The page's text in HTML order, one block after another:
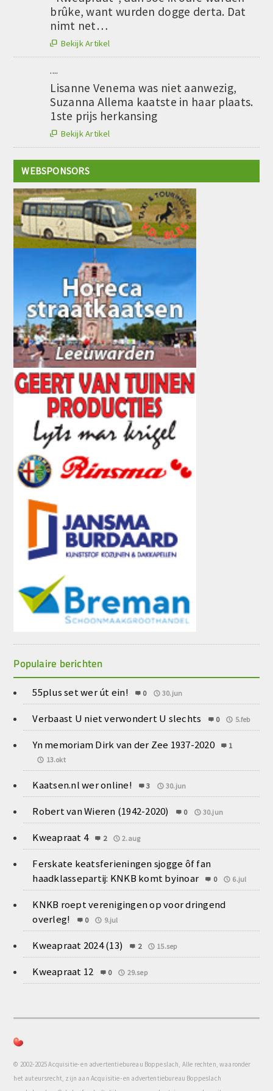
brûke, want wurden dogge derta. Dat
nimt net…
 Bekijk Artikel
....
Lisanne Venema was niet aanwezig,
Suzanna Allema kaatste in haar plaats.
1ste prijs herkansing
 Bekijk Artikel
WEBSPONSORS
Populaire berichten
55plus set wer út ein! 0 30.jun
Verbaast U niet verwondert U slechts 0 5.feb
Yn memoriam Dirk van der Zee 1937-2020
1
13.okt
Kaatsen.nl wer online! 3 30.jun
Robert van Wieren (1942-2020) 0 30.jun
Kweapraat 4 2 2.aug
Ferskate keatsferieningen sjogge ôf fan
haadklassepartij: KNKB komt byinoar
0 6.jul
KNKB roept verenigingen op voor dringend
overleg!
0 9.jul
Kweapraat 2024 (13) 2 15.sep
Kweapraat 12 0 29.sep
© 2002-2025 Acquisitie- en advertentiebureau Boppeslach, Alle rechten, waaronder
het auteursrecht, zijn aan Acquisitie- en advertentiebureau Boppeslach